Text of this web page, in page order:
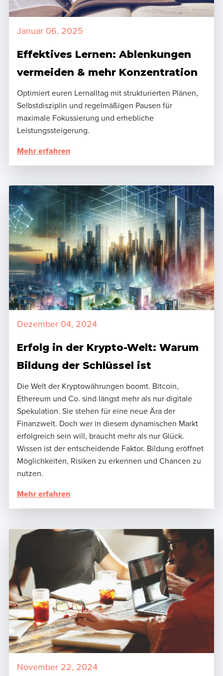
Januar 06, 2025
Effektives Lernen: Ablenkungen
vermeiden & mehr Konzentration
Optimiert euren Lernalltag mit strukturierten Plänen,
Selbstdisziplin und regelmäßigen Pausen für
maximale Fokussierung und erhebliche
Leistungssteigerung.
Mehr erfahren
Dezember 04, 2024
Erfolg in der Krypto-Welt: Warum
Bildung der Schlüssel ist
Die Welt der Kryptowährungen boomt. Bitcoin,
Ethereum und Co. sind längst mehr als nur digitale
Spekulation. Sie stehen für eine neue Ära der
Finanzwelt. Doch wer in diesem dynamischen Markt
erfolgreich sein will, braucht mehr als nur Glück.
Wissen ist der entscheidende Faktor. Bildung eröffnet
Möglichkeiten, Risiken zu erkennen und Chancen zu
nutzen.
Mehr erfahren
November 22, 2024